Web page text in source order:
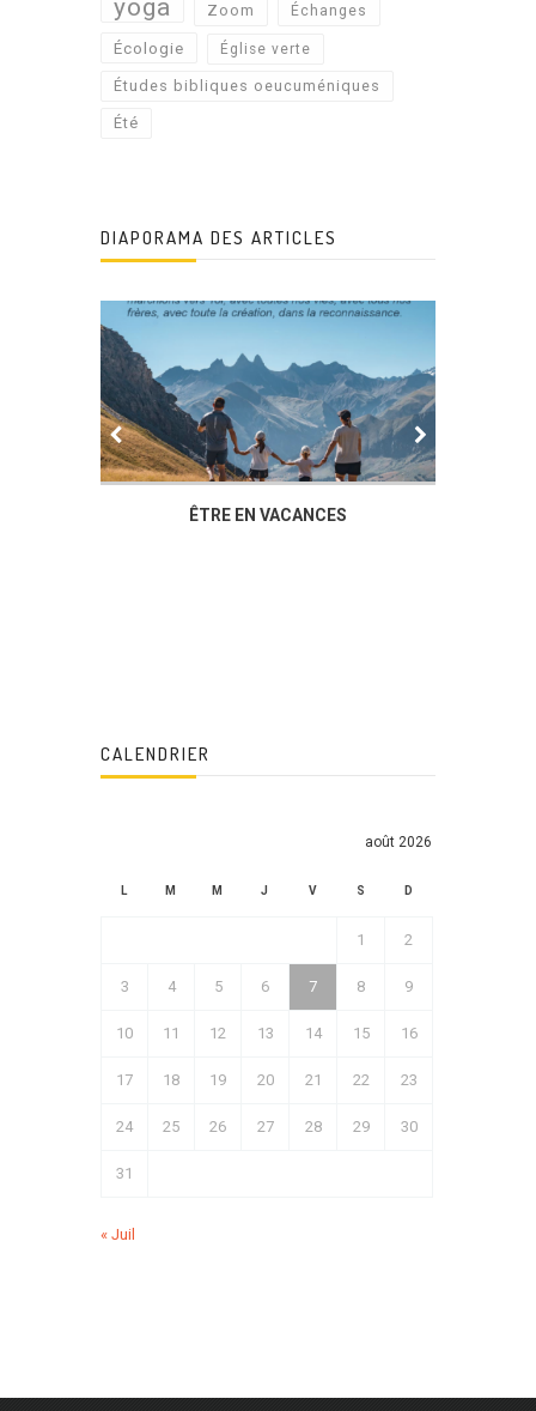
yoga Zoom Échanges
Écologie Église verte
Études bibliques oeucuméniques
Été
DIAPORAMA DES ARTICLES
ÊTRE EN VACANCES
CALENDRIER
août 2026
L M M J V S D
1 2
3 4 5 6 7 8 9
10 11 12 13 14 15 16
17 18 19 20 21 22 23
24 25 26 27 28 29 30
31
« Juil